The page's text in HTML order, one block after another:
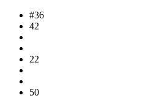
#36
42
22
50